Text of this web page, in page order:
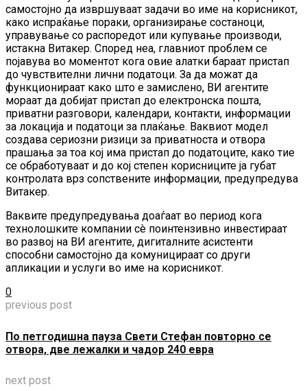
самостојно да извршуваат задачи во име на корисникот,
како испраќање пораки, организирање состаноци,
управување со распоредот или купување производи,
истакна Витакер. Според неа, главниот проблем се
појавува во моментот кога овие алатки бараат пристап
до чувствителни лични податоци. За да можат да
функционираат како што е замислено, ВИ агентите
мораат да добијат пристап до електронска пошта,
приватни разговори, календари, контакти, информации
за локација и податоци за плаќање. Ваквиот модел
создава сериозни ризици за приватноста и отвора
прашања за тоа кој има пристап до податоците, како тие
се обработуваат и до кој степен корисниците ја губат
контролата врз сопствените информации, предупредува
Витакер.
Ваквите предупредувања доаѓаат во период кога
технолошките компании сè поинтензивно инвестираат
во развој на ВИ агентите, дигиталните асистенти
способни самостојно да комуницираат со други
апликации и услуги во име на корисникот.
0
previous post
По петгодишна пауза Свети Стефан повторно се
отвора, две лежалки и чадор 240 евра
next post